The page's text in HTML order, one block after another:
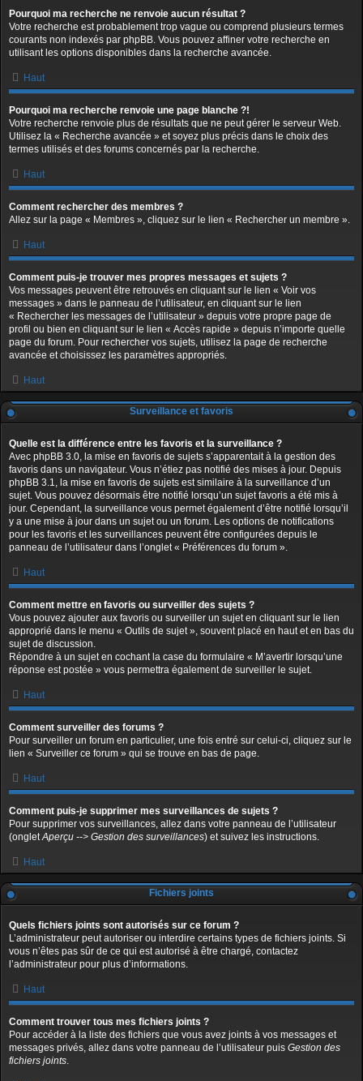
Pourquoi ma recherche ne renvoie aucun résultat ?
Votre recherche est probablement trop vague ou comprend plusieurs termes
courants non indexés par phpBB. Vous pouvez affiner votre recherche en
utilisant les options disponibles dans la recherche avancée.
Haut
Pourquoi ma recherche renvoie une page blanche ?!
Votre recherche renvoie plus de résultats que ne peut gérer le serveur Web.
Utilisez la « Recherche avancée » et soyez plus précis dans le choix des
termes utilisés et des forums concernés par la recherche.
Haut
Comment rechercher des membres ?
Allez sur la page « Membres », cliquez sur le lien « Rechercher un membre ».
Haut
Comment puis-je trouver mes propres messages et sujets ?
Vos messages peuvent être retrouvés en cliquant sur le lien « Voir vos
messages » dans le panneau de l’utilisateur, en cliquant sur le lien
« Rechercher les messages de l’utilisateur » depuis votre propre page de
profil ou bien en cliquant sur le lien « Accès rapide » depuis n’importe quelle
page du forum. Pour rechercher vos sujets, utilisez la page de recherche
avancée et choisissez les paramètres appropriés.
Haut
Surveillance et favoris
Quelle est la différence entre les favoris et la surveillance ?
Avec phpBB 3.0, la mise en favoris de sujets s’apparentait à la gestion des
favoris dans un navigateur. Vous n’étiez pas notifié des mises à jour. Depuis
phpBB 3.1, la mise en favoris de sujets est similaire à la surveillance d’un
sujet. Vous pouvez désormais être notifié lorsqu’un sujet favoris a été mis à
jour. Cependant, la surveillance vous permet également d’être notifié lorsqu’il
y a une mise à jour dans un sujet ou un forum. Les options de notifications
pour les favoris et les surveillances peuvent être configurées depuis le
panneau de l’utilisateur dans l’onglet « Préférences du forum ».
Haut
Comment mettre en favoris ou surveiller des sujets ?
Vous pouvez ajouter aux favoris ou surveiller un sujet en cliquant sur le lien
approprié dans le menu « Outils de sujet », souvent placé en haut et en bas du
sujet de discussion.
Répondre à un sujet en cochant la case du formulaire « M’avertir lorsqu’une
réponse est postée » vous permettra également de surveiller le sujet.
Haut
Comment surveiller des forums ?
Pour surveiller un forum en particulier, une fois entré sur celui-ci, cliquez sur le
lien « Surveiller ce forum » qui se trouve en bas de page.
Haut
Comment puis-je supprimer mes surveillances de sujets ?
Pour supprimer vos surveillances, allez dans votre panneau de l’utilisateur
(ongletAperçu --> Gestion des surveillances) et suivez les instructions.
Haut
Fichiers joints
Quels fichiers joints sont autorisés sur ce forum ?
L’administrateur peut autoriser ou interdire certains types de fichiers joints. Si
vous n’êtes pas sûr de ce qui est autorisé à être chargé, contactez
l’administrateur pour plus d’informations.
Haut
Comment trouver tous mes fichiers joints ?
Pour accéder à la liste des fichiers que vous avez joints à vos messages et
messages privés, allez dans votre panneau de l’utilisateur puis Gestion des
fichiers joints.